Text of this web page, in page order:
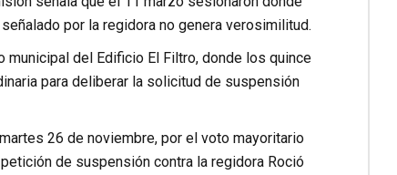
por la regidora no genera verosimilitud.
del Edificio El Filtro, donde los quince
para deliberar la solicitud de suspensión
26 de noviembre, por el voto mayoritario
de suspensión contra la regidora Roció